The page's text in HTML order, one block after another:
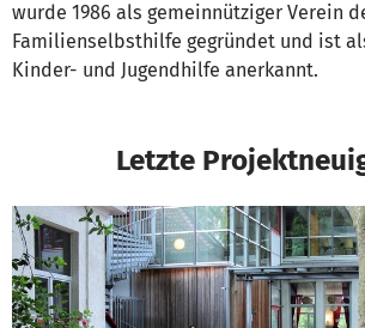
wurde 1986 als gemeinnütziger Verein
Familienselbsthilfe gegründet und ist
Kinder- und Jugendhilfe anerkannt.
Letzte